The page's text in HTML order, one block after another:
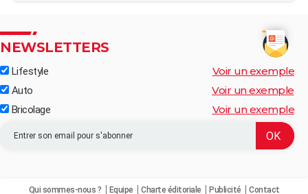
NEWSLETTERS
Lifestyle Voir un exemple
Auto Voir un exemple
Bricolage Voir un exemple
Qui sommes-nous ? Equipe Charte éditoriale Publicité Contact